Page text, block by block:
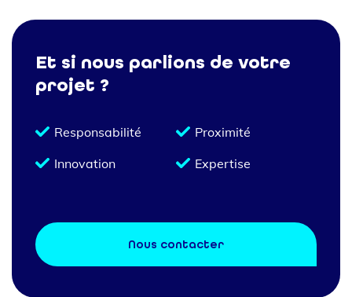
Et si nous parlions de votre
projet ?
Responsabilité
Proximité
Innovation
Expertise
Nous contacter